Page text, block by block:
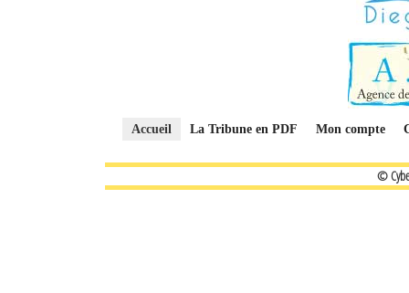
Accueil La Tribune en PDF Mon compte
©